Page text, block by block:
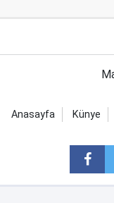
Anasayfa Künye